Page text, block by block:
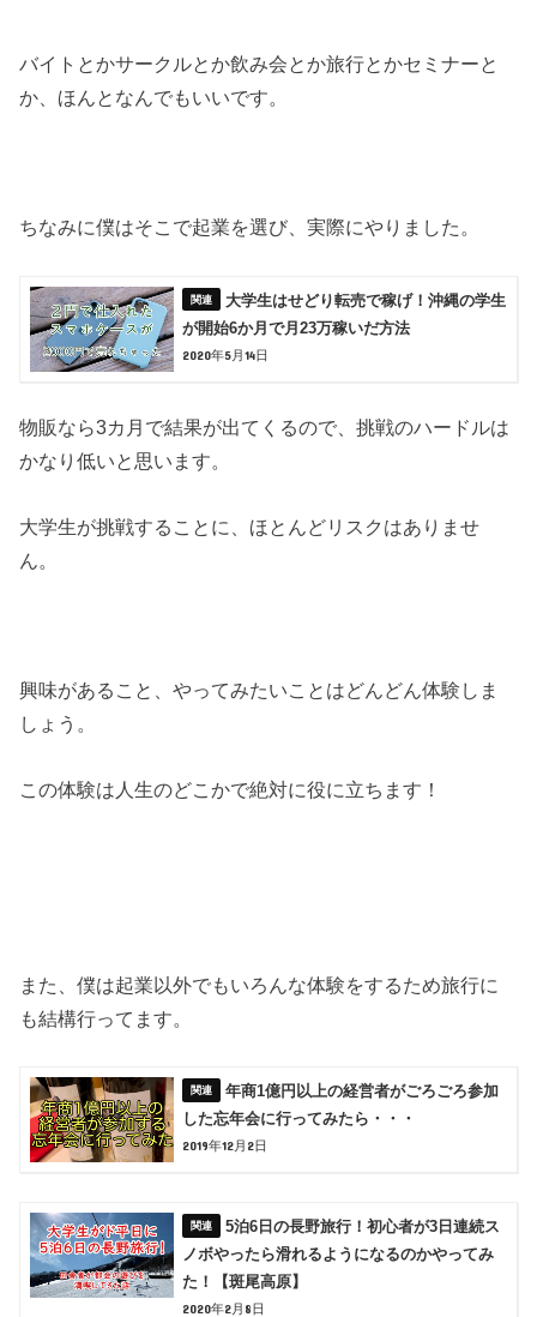
バイトとかサークルとか飲み会とか旅行とかセミナーと
か、ほんとなんでもいいです。
ちなみに僕はそこで起業を選び、実際にやりました。
大学生はせどり転売で稼げ！沖縄の学生
が開始6か月で月23万稼いだ方法
2020年5月14日
物販なら3カ月で結果が出てくるので、挑戦のハードルは
かなり低いと思います。
大学生が挑戦することに、ほとんどリスクはありませ
ん。
興味があること、やってみたいことはどんどん体験しま
しょう。
この体験は人生のどこかで絶対に役に立ちます！
また、僕は起業以外でもいろんな体験をするため旅行に
も結構行ってます。
年商1億円以上の経営者がごろごろ参加
した忘年会に行ってみたら・・・
2019年12月2日
5泊6日の長野旅行！初心者が3日連続ス
ノボやったら滑れるようになるのかやってみ
た！【斑尾高原】
2020年2月8日